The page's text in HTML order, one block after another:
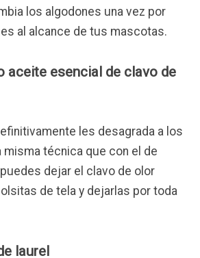
los algodones una vez por
al alcance de tus mascotas.
aceite esencial de clavo de
les desagrada a los
misma técnica que con el de
dejar el clavo de olor
de tela y dejarlas por toda
laurel